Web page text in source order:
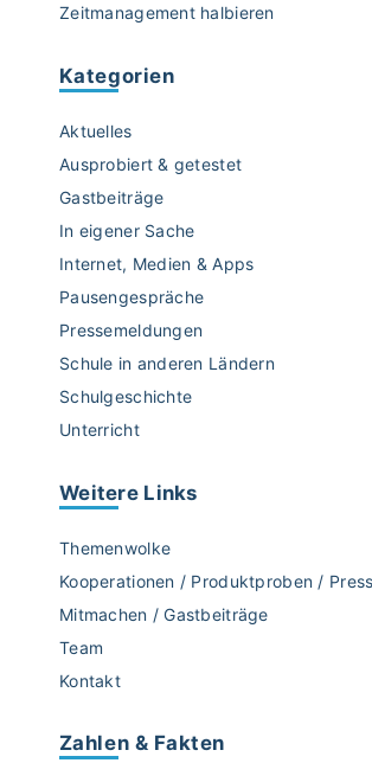
Zeitmanagement halbieren
Kategorien
Aktuelles
Ausprobiert & getestet
Gastbeiträge
In eigener Sache
Internet, Medien & Apps
Pausengespräche
Pressemeldungen
Schule in anderen Ländern
Schulgeschichte
Unterricht
Weitere Links
Themenwolke
Kooperationen / Produktproben /
Mitmachen / Gastbeiträge
Team
Kontakt
Zahlen & Fakten